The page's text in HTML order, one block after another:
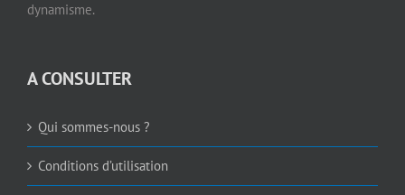
dynamisme.
A CONSULTER
Qui sommes-nous ?
Conditions d’utilisation